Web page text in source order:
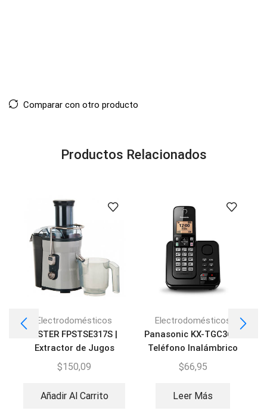
Comparar con otro producto
Productos Relacionados
Electrodomésticos
OSTER FPSTSE317S |
Extractor de Jugos
$150,09
Añadir Al Carrito
Electrodomésticos
Panasonic KX-TGC360 |
Teléfono Inalámbrico
DECT
$66,95
Leer Más